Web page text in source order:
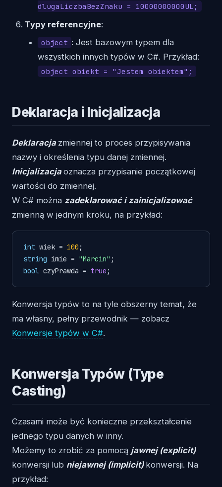
dlugaLiczbaBezZnaku = 10000000000UL;
Typy referencyjne:
object : Jest bazowym typem dla
wszystkich innych typów w C#. Przykład:
object obiekt = "Jestem obiektem";
Deklaracja i Inicjalizacja
Deklaracja zmiennej to proces przypisywania
nazwy i określenia typu danej zmiennej.
Inicjalizacjaoznacza przypisanie początkowej
wartości do zmiennej.
W C# można zadeklarować i zainicjalizować
zmienną w jednym kroku, na przykład:
int wiek = 100
string imie = "Marcin"
bool czyPrawda = true
Konwersja typów to na tyle obszerny temat, że
ma własny, pełny przewodnik — zobacz
Konwersje typów w C#.
Konwersja Typów (Type
Casting)
Czasami może być konieczne przekształcenie
jednego typu danych w inny.
Możemy to zrobić za pomocą jawnej (explicit)
konwersji lub niejawnej (implicit) konwersji. Na
przykład: